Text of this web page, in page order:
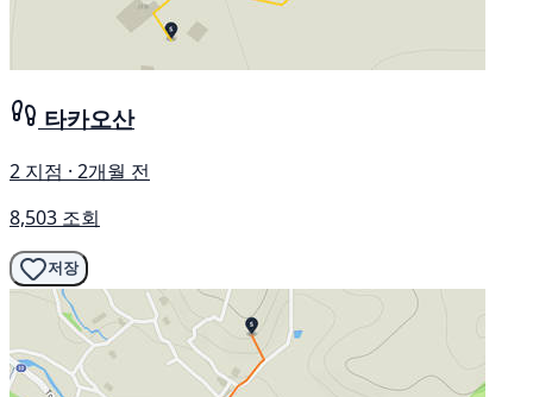
타카오산
2 지점 · 2개월 전
8,503 조회
저장